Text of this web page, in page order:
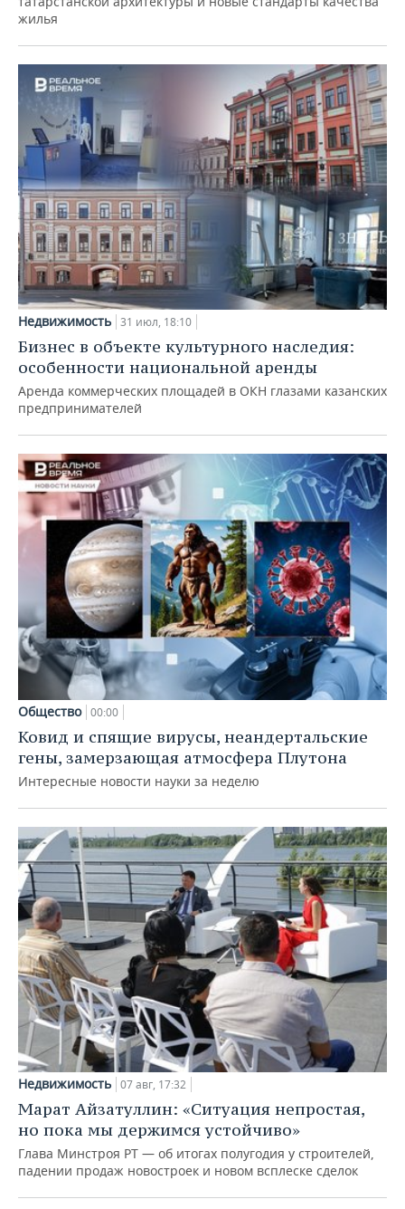
жилья
Недвижимость 31 июл, 18:10
Бизнес в объекте культурного наследия:
особенности национальной аренды
Аренда коммерческих площадей в ОКН глазами казанских
предпринимателей
Общество 00:00
Ковид и спящие вирусы, неандертальские
гены, замерзающая атмосфера Плутона
Интересные новости науки за неделю
Недвижимость 07 авг, 17:32
Марат Айзатуллин: «Ситуация непростая,
но пока мы держимся устойчиво»
Глава Минстроя РТ — об итогах полугодия у строителей,
падении продаж новостроек и новом всплеске сделок